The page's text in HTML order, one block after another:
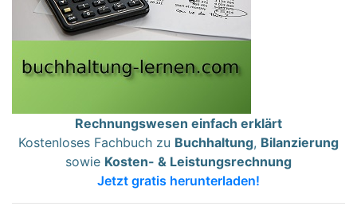
Rechnungswesen einfach erklärt
Kostenloses Fachbuch zu Buchhaltung, Bilanzierung
sowie Kosten- & Leistungsrechnung
Jetzt gratis herunterladen!